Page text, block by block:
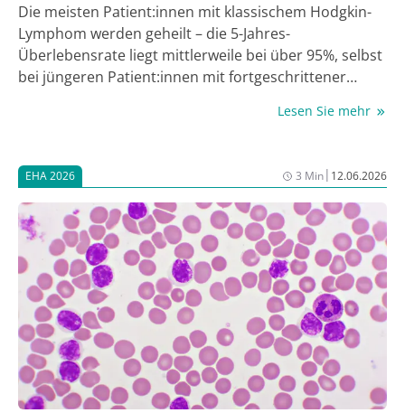
Die meisten Patient:innen mit klassischem Hodgkin-
Lymphom werden geheilt – die 5-Jahres-
Überlebensrate liegt mittlerweile bei über 95%, selbst
bei jüngeren Patient:innen mit fortgeschrittener
der ersten fünf Jahre ein Rezidiv und benötigen dann
Hochdosistherapie und autologer
Stammzelltransplantation. Um die Nachsorge zu
verbessern, ist es wichtig zu verstehen, wie sich ein
Rezidiv auf die gesundheitsbezogene Lebensqualität
auswirkt. Eine auf dem Kongress der European
Hematology Association (EHA) präsentierte Studie mit
872 Langzeitüberlebenden zeigt nun: Während
globale Gesundheit und körperliche
Funktionsfähigkeit bei Patient:innen mit und ohne
Rezidiv ähnlich sind, berichten Rezidiv-Überlebende
über eine konsistent höhere Symptombelastung,
selbst mehr als ein Jahrzehnt nach der Diagnose.
Lesen Sie mehr
EHA 2026 3 Min| 12.06.2026